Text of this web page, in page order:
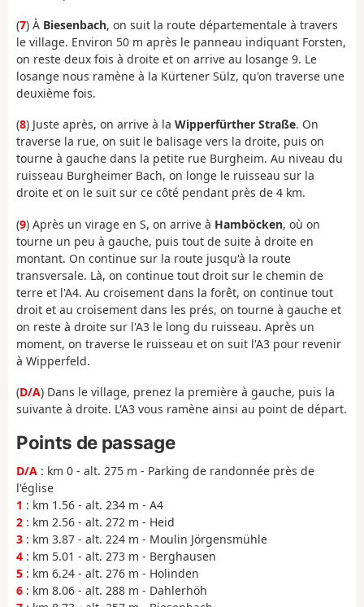
(7) À Biesenbach, on suit la route départementale à travers
le village. Environ 50 m après le panneau indiquant Forsten,
on reste deux fois à droite et on arrive au losange 9. Le
losange nous ramène à la Kürtener Sülz, qu'on traverse une
deuxième fois.
(8) Juste après, on arrive à la Wipperfürther Straße. On
traverse la rue, on suit le balisage vers la droite, puis on
tourne à gauche dans la petite rue Burgheim. Au niveau du
ruisseau Burgheimer Bach, on longe le ruisseau sur la
droite et on le suit sur ce côté pendant près de 4 km.
(9) Après un virage en S, on arrive à Hamböcken, où on
tourne un peu à gauche, puis tout de suite à droite en
montant. On continue sur la route jusqu'à la route
transversale. Là, on continue tout droit sur le chemin de
terre et l'A4. Au croisement dans la forêt, on continue tout
droit et au croisement dans les prés, on tourne à gauche et
on reste à droite sur l'A3 le long du ruisseau. Après un
moment, on traverse le ruisseau et on suit l'A3 pour revenir
à Wipperfeld.
(D/A) Dans le village, prenez la première à gauche, puis la
suivante à droite. L'A3 vous ramène ainsi au point de départ.
Points de passage
D/A : km 0 - alt. 275 m - Parking de randonnée près de
l'église
1 : km 1.56 - alt. 234 m - A4
2 : km 2.56 - alt. 272 m - Heid
3 : km 3.87 - alt. 224 m - Moulin Jörgensmühle
4 : km 5.01 - alt. 273 m - Berghausen
5 : km 6.24 - alt. 276 m - Holinden
6 : km 8.06 - alt. 288 m - Dahlerhöh